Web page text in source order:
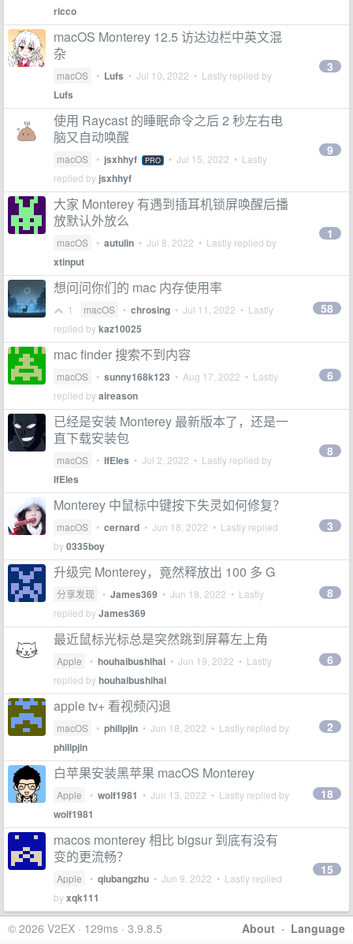
ricco
macOS Monterey 12.5 访达边栏中英文混
杂
macOS • Lufs • Jul 10, 2022 • Lastly replied by
Lufs
3
使用 Raycast 的睡眠命令之后 2 秒左右电
脑又自动唤醒
macOS • jsxhhyf PRO • Jul 15, 2022 • Lastly
replied by jsxhhyf
9
大家 Monterey 有遇到插耳机锁屏唤醒后播
放默认外放么
macOS • autulin • Jul 8, 2022 • Lastly replied by
xtinput
1
想问问你们的 mac 内存使用率
1 macOS • chrosing • Jul 11, 2022 • Lastly
replied bykaz10025
58
mac finder 搜索不到内容
macOS • sunny168k123 • Aug 17, 2022 • Lastly
replied byaireason
6
已经是安装 Monterey 最新版本了，还是一
直下载安装包
macOS • IfEles • Jul 2, 2022 • Lastly replied by
IfEles
8
Monterey 中鼠标中键按下失灵如何修复？
macOS • cernard • Jun 18, 2022 • Lastly replied
by0335boy
3
升级完 Monterey，竟然释放出 100 多 G
分享发现 • James369 • Jun 18, 2022 • Lastly
replied byJames369
8
最近鼠标光标总是突然跳到屏幕左上角
Apple • houhaibushihai • Jun 19, 2022 • Lastly
replied byhouhaibushihai
6
apple tv+ 看视频闪退
macOS • philipjin • Jun 18, 2022 • Lastly replied by
philipjin
2
白苹果安装黑苹果 macOS Monterey
Apple • wolf1981 • Jun 13, 2022 • Lastly replied by
wolf1981
18
macos monterey 相比 bigsur 到底有没有
变的更流畅？
Apple • qiubangzhu • Jun 9, 2022 • Lastly replied
byxqk111
15
About · Language
© 2026 V2EX · 129ms · 3.9.8.5